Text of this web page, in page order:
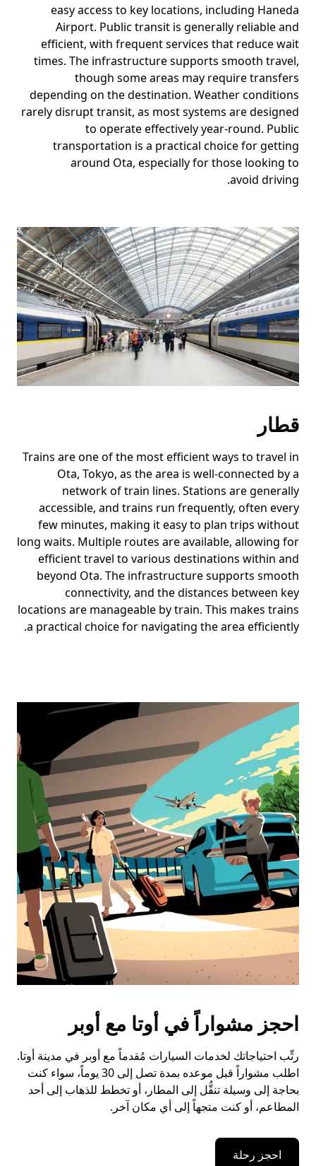
easy access to key locations, including Haneda
Airport. Public transit is generally reliable and
efficient, with frequent services that reduce wait
times. The infrastructure supports smooth travel,
though some areas may require transfers
depending on the destination. Weather conditions
rarely disrupt transit, as most systems are designed
to operate effectively year-round. Public
transportation is a practical choice for getting
around Ota, especially for those looking to
avoid driving.
قطار
Trains are one of the most efficient ways to travel in
Ota, Tokyo, as the area is well-connected by a
network of train lines. Stations are generally
accessible, and trains run frequently, often every
few minutes, making it easy to plan trips without
long waits. Multiple routes are available, allowing for
efficient travel to various destinations within and
beyond Ota. The infrastructure supports smooth
connectivity, and the distances between key
locations are manageable by train. This makes trains
a practical choice for navigating the area efficiently.
احجز مشواراً في أوتا مع أوبر
رتِّب احتياجاتك لخدمات السيارات مُقدماً مع أوبر في مدينة أوتا.
اطلب مشواراً قبل موعده بمدة تصل إلى 30 يوماً، سواء كنت
بحاجة إلى وسيلة تنقُّل إلى المطار، أو تخطط للذهاب إلى أحد
المطاعم، أو كنت متجهاً إلى أي مكان آخر.
احجز رحلة